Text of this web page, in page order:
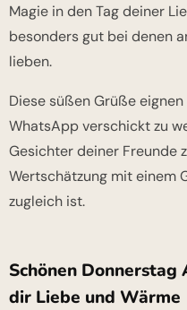
Magie in den Tag deiner
besonders gut bei denen
lieben.
Diese süßen Grüße
WhatsApp verschickt zu
Gesichter deiner Freunde
Wertschätzung mit einem
zugleich ist.
Schönen
dir Liebe und Wärme